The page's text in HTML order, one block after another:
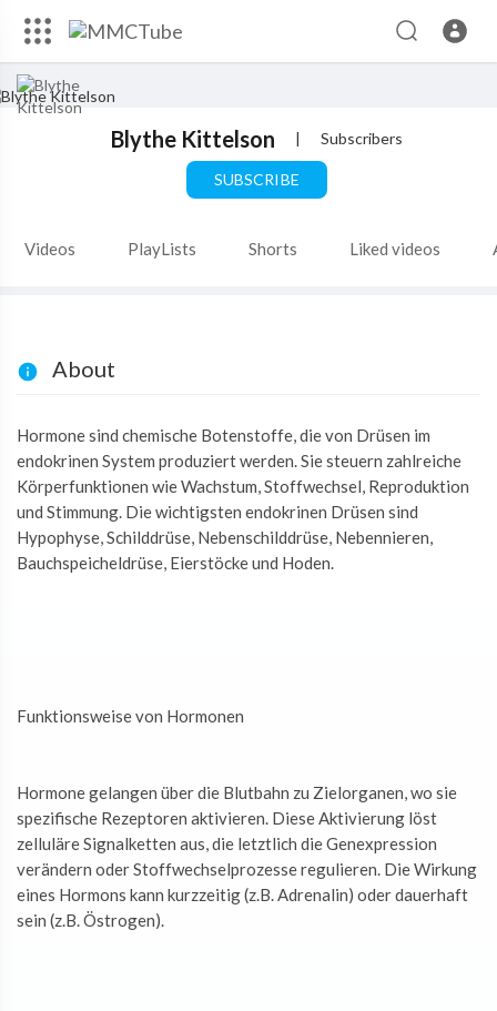
Blythe Kittelson | Subscribers
SUBSCRIBE
Videos PlayLists Shorts Liked videos
About
Hormone sind chemische Botenstoffe, die von Drüsen im
endokrinen System produziert werden. Sie steuern zahlreiche
Körperfunktionen wie Wachstum, Stoffwechsel, Reproduktion
und Stimmung. Die wichtigsten endokrinen Drüsen sind
Hypophyse, Schilddrüse, Nebenschilddrüse, Nebennieren,
Bauchspeicheldrüse, Eierstöcke und Hoden.
Funktionsweise von Hormonen
Hormone gelangen über die Blutbahn zu Zielorganen, wo sie
spezifische Rezeptoren aktivieren. Diese Aktivierung löst
zelluläre Signalketten aus, die letztlich die Genexpression
verändern oder Stoffwechselprozesse regulieren. Die Wirkung
eines Hormons kann kurzzeitig (z.B. Adrenalin) oder dauerhaft
sein (z.B. Östrogen).